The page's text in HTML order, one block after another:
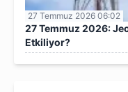
27 Temmuz 2026 06:02
27 Temmuz 2026:
Etkiliyor?